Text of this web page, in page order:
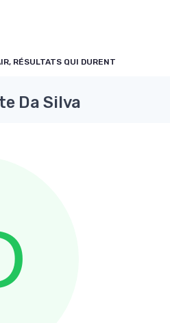
RÉSULTATS QUI DURENT
Da Silva